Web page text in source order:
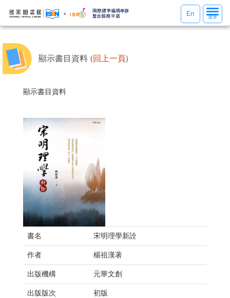
選
單
選單
En
顯示書目資料 (回上一頁)
顯示書目資料
書名 宋明理學新詮
作者 楊祖漢著
出版機構 元華文創
出版版次 初版